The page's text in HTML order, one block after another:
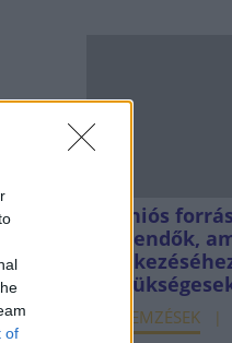
of
Uniós
teendők,
ELEMZÉSEK